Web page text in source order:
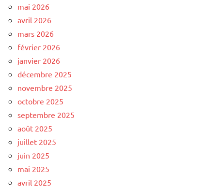
mai 2026
avril 2026
mars 2026
février 2026
janvier 2026
décembre 2025
novembre 2025
octobre 2025
septembre 2025
août 2025
juillet 2025
juin 2025
mai 2025
avril 2025